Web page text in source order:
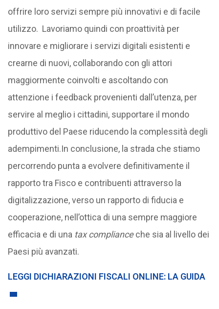
offrire loro servizi sempre più innovativi e di facile
utilizzo. Lavoriamo quindi con proattività per
innovare e migliorare i servizi digitali esistenti e
crearne di nuovi, collaborando con gli attori
maggiormente coinvolti e ascoltando con
attenzione i feedback provenienti dall’utenza, per
servire al meglio i cittadini, supportare il mondo
produttivo del Paese riducendo la complessità degli
adempimenti.In conclusione, la strada che stiamo
percorrendo punta a evolvere definitivamente il
rapporto tra Fisco e contribuenti attraverso la
digitalizzazione, verso un rapporto di fiducia e
cooperazione, nell’ottica di una sempre maggiore
efficacia e di una tax complianceche sia al livello dei
Paesi più avanzati.
LEGGI DICHIARAZIONI FISCALI ONLINE: LA GUIDA